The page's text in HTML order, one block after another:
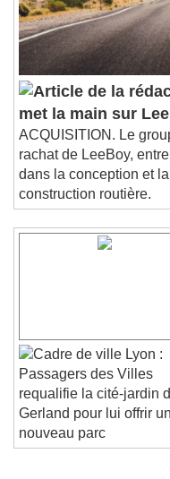
met la main sur
ACQUISITION. Le
rachat de LeeBoy,
dans la conception et
construction routière.
Lyon :
Passagers des Villes
requalifie la cité-jardin
Gerland pour lui offrir un
nouveau parc